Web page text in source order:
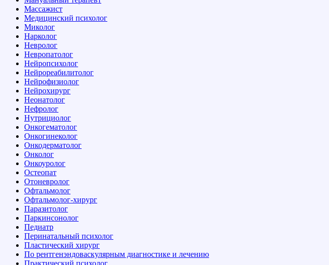
Массажист
Медицинский психолог
Миколог
Нарколог
Невролог
Невропатолог
Нейропсихолог
Нейрореабилитолог
Нейрофизиолог
Нейрохирург
Неонатолог
Нефролог
Нутрициолог
Онкогематолог
Онкогинеколог
Онкодерматолог
Онколог
Онкоуролог
Остеопат
Отоневролог
Офтальмолог
Офтальмолог-хирург
Паразитолог
Паркинсонолог
Педиатр
Перинатальный психолог
Пластический хирург
По рентгенэндоваскулярным диагностике и лечению
Практический психолог